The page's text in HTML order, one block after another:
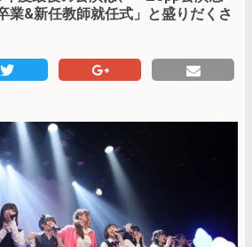
業&新任教師就任式」と盛りだくさ